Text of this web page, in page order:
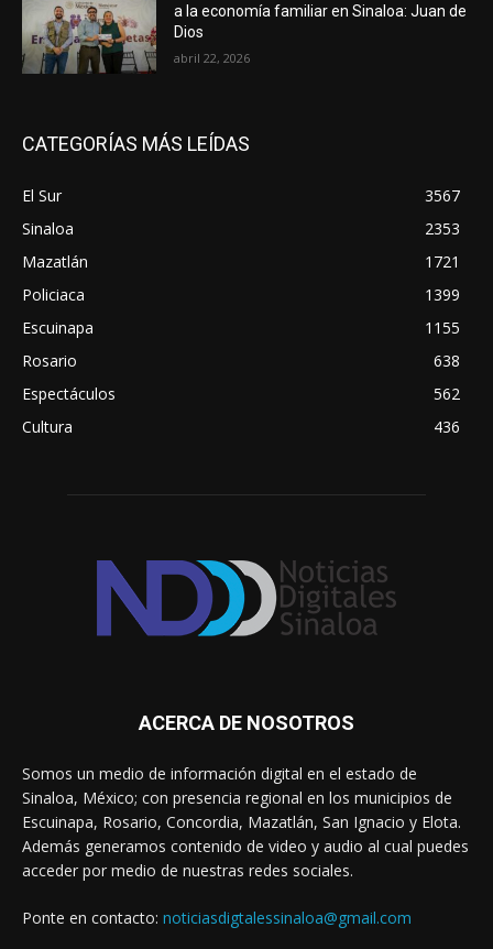
a la economía familiar en Sinaloa: Juan de
Dios
abril 22, 2026
CATEGORÍAS MÁS LEÍDAS
El Sur
3567
Sinaloa
2353
Mazatlán
1721
Policiaca
1399
Escuinapa
1155
Rosario
638
Espectáculos
562
Cultura
436
ACERCA DE NOSOTROS
Somos un medio de información digital en el estado de
Sinaloa, México; con presencia regional en los municipios de
Escuinapa, Rosario, Concordia, Mazatlán, San Ignacio y Elota.
Además generamos contenido de video y audio al cual puedes
acceder por medio de nuestras redes sociales.
Ponte en contacto: noticiasdigtalessinaloa@gmail.com